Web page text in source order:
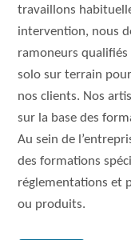
travaillons
intervention, nous
ramoneurs
solo sur terrain
nos clients. Nos
sur la base des
Au sein de
des formations
réglementations et
ou produits.